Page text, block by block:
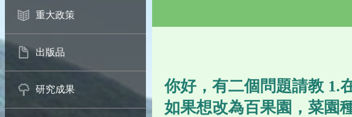
重大政策
出版品
研究成果
你好，有二個問題請教 1.
如果想改為百果園，菜園